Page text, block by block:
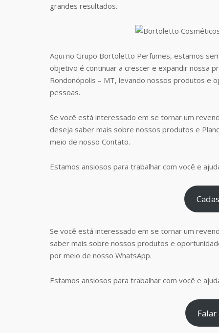
grandes resultados.
Aqui no Grupo Bortoletto Perfumes, estamos
objetivo é continuar a crescer e expandir nossa
Rondonópolis – MT, levando nossos produtos e
pessoas.
Se você está interessado em se tornar um
deseja saber mais sobre nossos produtos e
meio de nosso Contato.
Estamos ansiosos para trabalhar com você e
Se você está interessado em se tornar um
saber mais sobre nossos produtos e
por meio de nosso WhatsApp.
Estamos ansiosos para trabalhar com você e